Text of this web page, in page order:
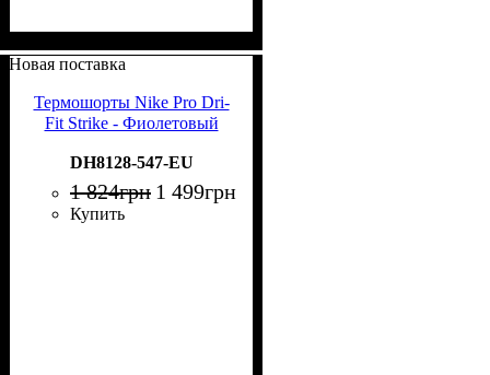
Новая поставка
Термошорты Nike Pro Dri-
Fit Strike - Фиолетовый
DH8128-547-EU
1 824грн 1 499грн
Купить